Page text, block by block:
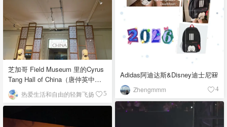
Adidas阿迪达斯&Disney迪士尼🎒
Zhengmmm 4
芝加哥 Field Museum 里的Cyrus
Tang Hall of China（唐仲英中国
馆） 热爱生活和自由的轻舞飞扬 5